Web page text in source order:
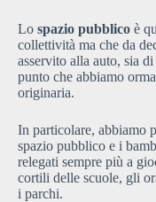
Lo spazio pubblico è
collettività ma che da
asservito alla auto, sia
punto che abbiamo
originaria.
In particolare, abbiamo
spazio pubblico e i
relegati sempre più a
cortili delle scuole, gli
i parchi.